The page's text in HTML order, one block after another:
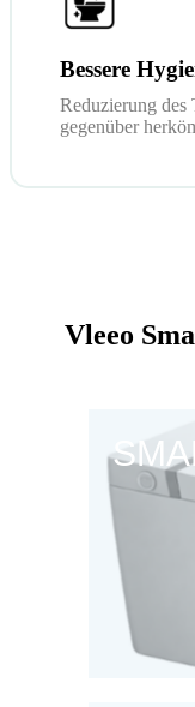
Bessere
Reduzierung des
gegenüber
Vleeo